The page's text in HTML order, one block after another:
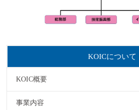
KOICについて
KOIC概要
事業内容